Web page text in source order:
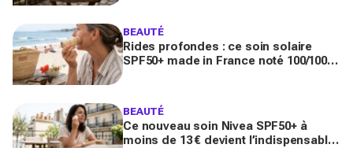
BEAUTÉ
Rides profondes : ce soin solaire
SPF50+ made in France noté 100/100
BEAUTÉ
Ce nouveau soin Nivea SPF50+ à
moins de 13 € devient l’indispensable